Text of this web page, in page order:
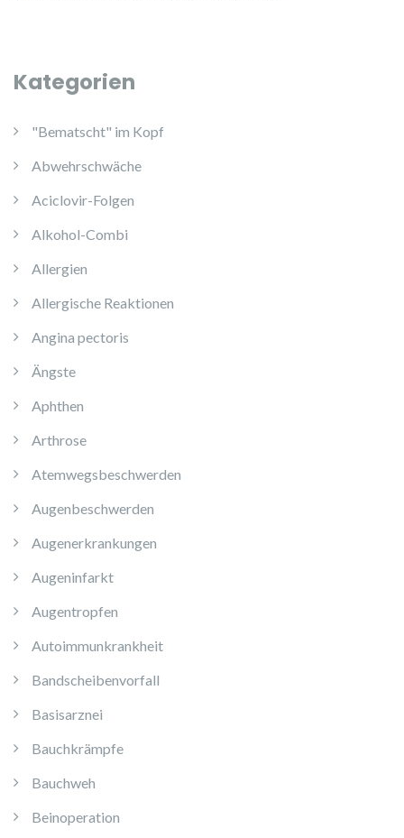
Kategorien
"Bematscht" im Kopf
Abwehrschwäche
Aciclovir-Folgen
Alkohol-Combi
Allergien
Allergische Reaktionen
Angina pectoris
Ängste
Aphthen
Arthrose
Atemwegsbeschwerden
Augenbeschwerden
Augenerkrankungen
Augeninfarkt
Augentropfen
Autoimmunkrankheit
Bandscheibenvorfall
Basisarznei
Bauchkrämpfe
Bauchweh
Beinoperation